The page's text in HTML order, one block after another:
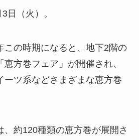
日（火）。
この時期になると、地下2階の
方巻フェア」が開催され、
ーツ系などさまざまな恵方巻
、約120種類の恵方巻が展開さ